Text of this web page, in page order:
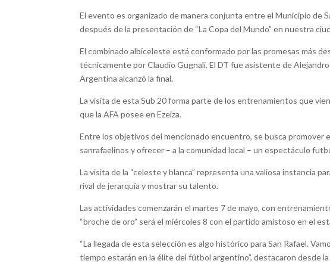
El evento es organizado de manera conjunta entre el Municipio de
después de la presentación de “La Copa del Mundo” en nuestra
El combinado albiceleste está conformado por las promesas más
técnicamente por Claudio Gugnali. El DT fue asistente de
Argentina alcanzó la final.
La visita de esta Sub 20 forma parte de los entrenamientos que
que la AFA posee en Ezeiza.
Entre los objetivos del mencionado encuentro, se busca
sanrafaelinos y ofrecer – a la comunidad local – un espectáculo
La visita de la “celeste y blanca” representa una valiosa instancia
rival de jerarquía y mostrar su talento.
Las actividades comenzarán el martes 7 de mayo, con
“broche de oro” será el miércoles 8 con el partido amistoso en el
“La llegada de esta selección es algo histórico para San Rafael.
tiempo estarán en la élite del fútbol argentino”, destacaron desde la